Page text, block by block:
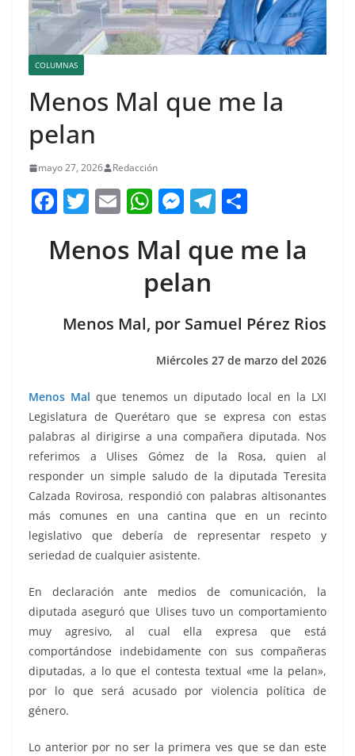
COLUMNAS
Menos Mal que me la
pelan
mayo 27, 2026 Redacción
F
c
o
T
itt
E
ai
W
at
s
A
p
p
M
ss
e
n
g
er
T
e
m
m
tir
Menos Mal que me la
pelan
Menos Mal, por Samuel Pérez Rios
Miércoles 27 de marzo del 2026
Menos Mal que tenemos un diputado local en la LXI
Legislatura de Querétaro que se expresa con estas
palabras al dirigirse a una compañera diputada. Nos
referimos a Ulises Gómez de la Rosa, quien al
responder un simple saludo de la diputada Teresita
Calzada Rovirosa, respondió con palabras altisonantes
más comunes en una cantina que en un recinto
legislativo que debería de representar respeto y
seriedad de cualquier asistente.
En declaración ante medios de comunicación, la
diputada aseguró que Ulises tuvo un comportamiento
muy agresivo, al cual ella expresa que está
comportándose indebidamente con sus compañeras
diputadas, a lo que el contesta textual «me la pelan»,
por lo que será acusado por violencia política de
género.
Lo anterior por no ser la primera ves que se dan este